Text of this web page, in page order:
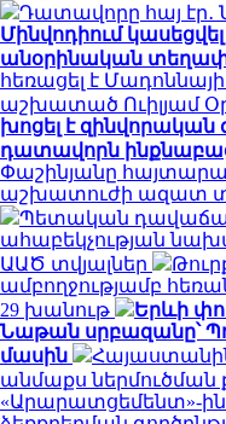
Դատավորը հայ
Մինվոդիում կասեցվել
անօրինական
հեռացել է
աշխատած Ուիլյամ
խոցել է
դատավորն
Փաշինյանը
աշխատուժի ազատ
Պետական
ահաբեկչության
ԱԱԾ տվյալներ
ամբողջությամբ
29 խանութ
Երևի
Նաթան սրբազանը՝
մասին
Հայաստանին
անմաքս
«Արարատցեմենտ»-